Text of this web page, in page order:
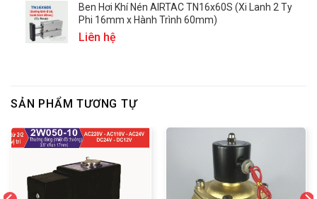
Ben Hơi Khí Nén AIRTAC TN16x60S (Xi Lanh 2 Ty
Phi 16mm x Hành Trình 60mm)
Liên hệ
SẢN PHẨM TƯƠNG TỰ